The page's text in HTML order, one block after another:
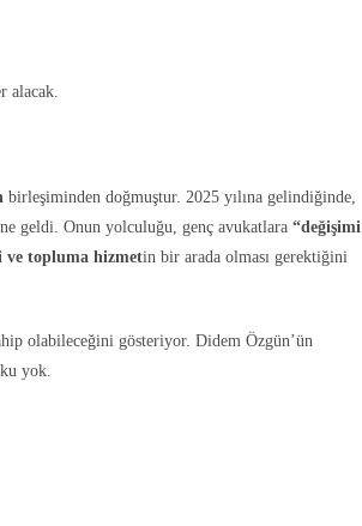
alacak.
birleşiminden doğmuştur. 2025 yılına gelindiğinde,
geldi. Onun yolculuğu, genç avukatlara “değişimi
ve topluma hizmetin bir arada olması gerektiğini
olabileceğini gösteriyor. Didem Özgün’ün
yok.